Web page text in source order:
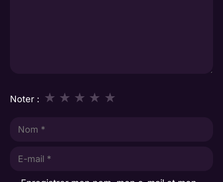
Noter : ★
★
★
★
★